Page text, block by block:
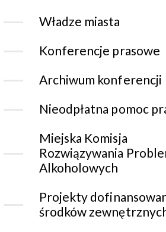
Władze miasta
Konferencje prasowe
Archiwum konferencji
Nieodpłatna pomoc
Miejska Komisja
Rozwiązywania
Alkoholowych
Projekty
środków